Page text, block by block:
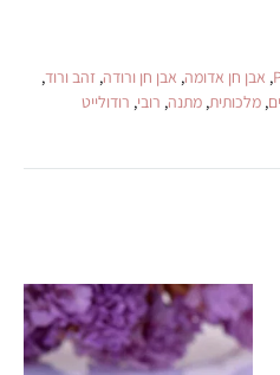
, אבן חן אדומה, אבן חן ורודה, זהב ורוד,
, מלכותית, מתנה, רובי, רודולייט